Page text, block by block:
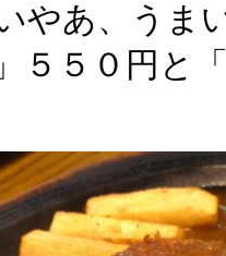
やあ、うま
５５０円と